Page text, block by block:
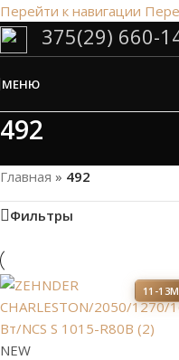
Перейти к навигации
Сэкономим
Рассчитаем мощность
375(29) 660-
МЕНЮ
492
Главная » 492
Фильтры
11-
NEW